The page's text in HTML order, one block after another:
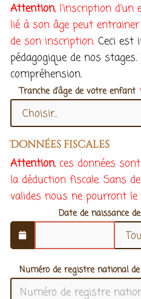
Attention, l'inscription d'un
lié à son âge peut
de son inscription. Ceci est
pédagogique de nos
compréhension.
Tranche d'âge de votre enfant
Données fiscales
Attention, ces données
la déduction fiscale. Sans
valides nous ne pourront le
Date de naissance
Numéro de registre national